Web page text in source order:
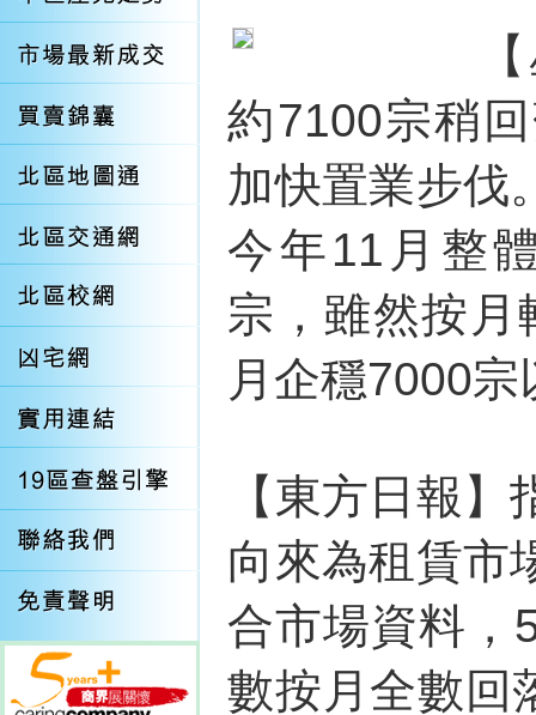
約7100宗稍
加快置業步伐
今年11月整
宗，雖然按月
月企穩7000
【東方日報
向來為租賃市
合市場資料，
數按月全數回